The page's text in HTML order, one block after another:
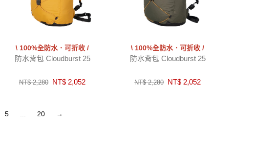
\ 100%全防水．可折收 /
防水背包 Cloudburst 25
NT$ 2,280 NT$ 2,052
\ 100%全防水．可折收 /
防水背包 Cloudburst 25
NT$ 2,280 NT$ 2,052
5 ... 20 →